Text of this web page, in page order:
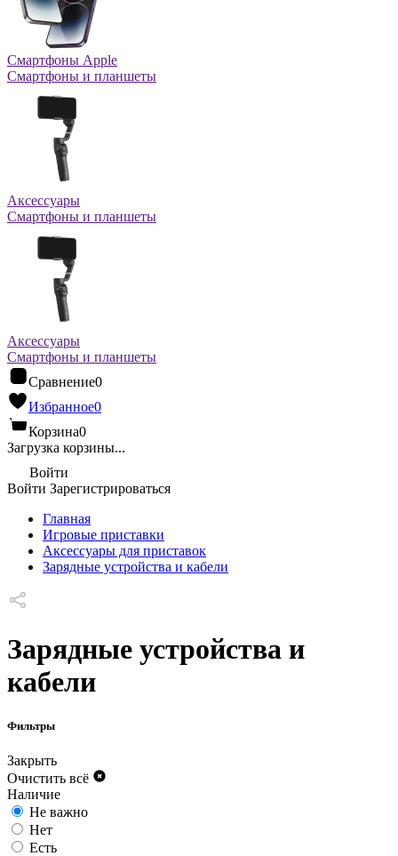
Смартфоны Apple
Смартфоны и планшеты
Аксессуары
Смартфоны и планшеты
Аксессуары
Смартфоны и планшеты
Сравнение0
Избранное0
Корзина0
Загрузка корзины...
Войти
Войти Зарегистрироваться
Главная
Игровые приставки
Аксессуары для приставок
Зарядные устройства и кабели
Зарядные устройства и
кабели
Фильтры
Закрыть
Очистить всё
Наличие
Не важно
Нет
Есть